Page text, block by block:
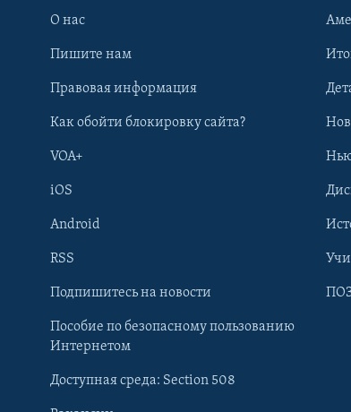
Learning English
О нас
Пишите нам
Правовая информация
Как обойти блокировку сайта?
VOA+
iOS
Android
RSS
Подпишитесь на новости
Пособие по безопасному пользованию
Интернетом
Доступная среда: Section 508